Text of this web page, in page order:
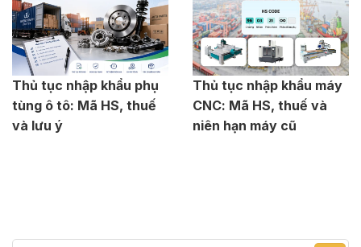
Thủ tục nhập khẩu phụ
tùng ô tô: Mã HS, thuế
và lưu ý
Thủ tục nhập khẩu máy
CNC: Mã HS, thuế và
niên hạn máy cũ